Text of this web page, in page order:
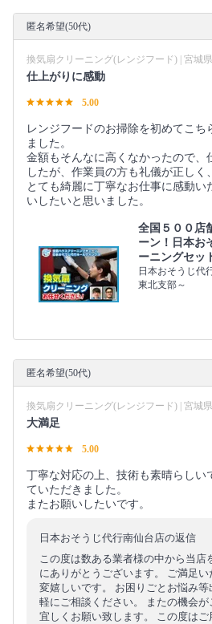
匿名希望(50代)
換気扇クリーニング(レンジフード) | 宮城県
仕上がりに感動
5.00
レンジフードのお掃除を初めてこち
ました。
金額もそんなに高くなかったので、
したが、作業員の方も礼儀が正しく、
とても綺麗に丁寧なお仕事に感動い
いしたいと思いました。
全国５００店
ーン！日本お
ーニングセッ
日本おそうじ代
東北支部～
匿名希望(50代)
換気扇クリーニング(レンジフード) | 宮城県
大満足
5.00
丁寧な対応の上、技術も素晴らしい
ていただきました。
またお願いしたいです。
日本おそうじ代行南仙台店の返信
この度は数ある業者様の中から当店
にありがとうございます。 ご満足
変嬉しいです。 お困りごとお悩み
軽にご相談ください。 またの機会
宜しくお願い致します。 この度はご